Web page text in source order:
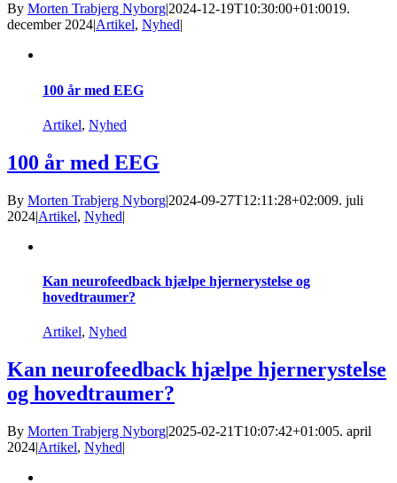
By Morten Trabjerg Nyborg|2024-12-19T10:30:00+01:0019.
december 2024|Artikel, Nyhed|
100 år med EEG
Artikel, Nyhed
100 år med EEG
By Morten Trabjerg Nyborg|2024-09-27T12:11:28+02:009. juli
2024|Artikel, Nyhed|
Kan neurofeedback hjælpe hjernerystelse og
hovedtraumer?
Artikel, Nyhed
Kan neurofeedback hjælpe hjernerystelse
og hovedtraumer?
By Morten Trabjerg Nyborg|2025-02-21T10:07:42+01:005. april
2024|Artikel, Nyhed|